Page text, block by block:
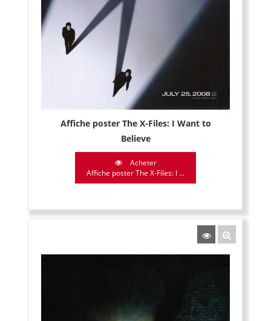
Affiche poster The X-Files: I Want to
Believe
Acheter
Affiche poster The X-Files: I ...